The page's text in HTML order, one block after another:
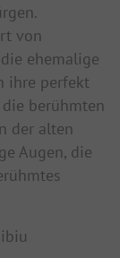
von
ehemalige
ihre perfekt
berühmten
der alten
Augen, die